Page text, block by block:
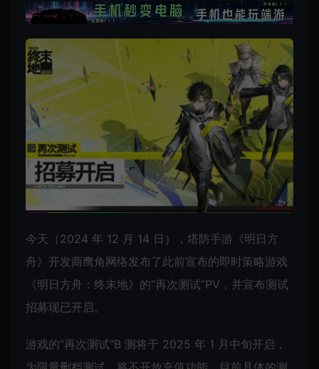
今天（2024 年 12 月 14 日），塔防手游《明日方
舟》开发商鹰角网络发布了此前宣布的即时策略游戏
《明日方舟：终末地》的“再次测试”PV，并宣布测试
招募现已开启。
游戏的“再次测试”B 测将于 2025 年 1 月中旬开启，